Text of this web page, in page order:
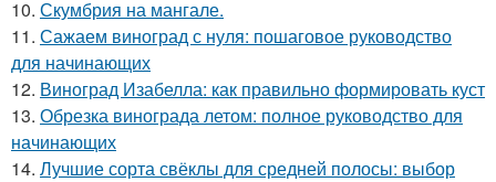
10. Скумбрия на мангале.
11. Сажаем виноград с нуля: пошаговое руководство
для начинающих
12. Виноград Изабелла: как правильно формировать куст
13. Обрезка винограда летом: полное руководство для
начинающих
14. Лучшие сорта свёклы для средней полосы: выбор